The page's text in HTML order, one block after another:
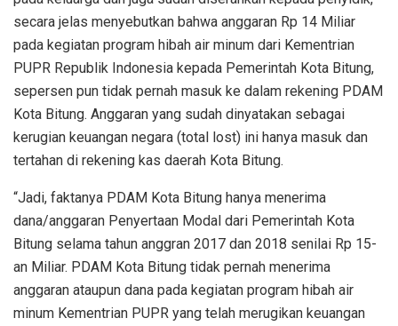
secara jelas menyebutkan bahwa anggaran Rp 14 Miliar
pada kegiatan program hibah air minum dari Kementrian
PUPR Republik Indonesia kepada Pemerintah Kota Bitung,
sepersen pun tidak pernah masuk ke dalam rekening PDAM
Kota Bitung. Anggaran yang sudah dinyatakan sebagai
kerugian keuangan negara (total lost) ini hanya masuk dan
tertahan di rekening kas daerah Kota Bitung.
“Jadi, faktanya PDAM Kota Bitung hanya menerima
dana/anggaran Penyertaan Modal dari Pemerintah Kota
Bitung selama tahun anggran 2017 dan 2018 senilai Rp 15-
an Miliar. PDAM Kota Bitung tidak pernah menerima
anggaran ataupun dana pada kegiatan program hibah air
minum Kementrian PUPR yang telah merugikan keuangan